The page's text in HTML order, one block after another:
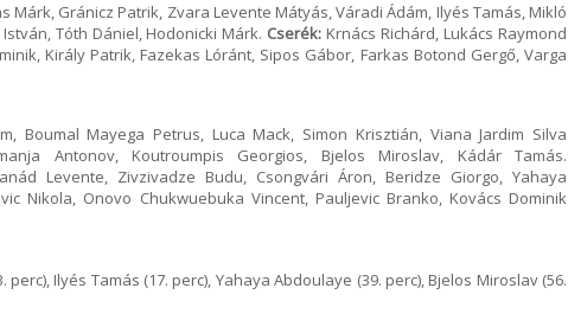
Márk, Gránicz Patrik, Zvara Levente Mátyás, Váradi Ádám, Ilyés Tamás, Mikló
Tóth Dániel, Hodonicki Márk. Cserék: Krnács Richárd, Lukács Raymond
Király Patrik, Fazekas Lóránt, Sipos Gábor, Farkas Botond Gergő, Varga
Boumal Mayega Petrus, Luca Mack, Simon Krisztián, Viana Jardim Silva
Antonov, Koutroumpis Georgios, Bjelos Miroslav, Kádár Tamás.
Levente, Zivzivadze Budu, Csongvári Áron, Beridze Giorgo, Yahaya
Nikola, Onovo Chukwuebuka Vincent, Pauljevic Branko, Kovács Dominik
perc), Ilyés Tamás (17. perc), Yahaya Abdoulaye (39. perc), Bjelos Miroslav (56.